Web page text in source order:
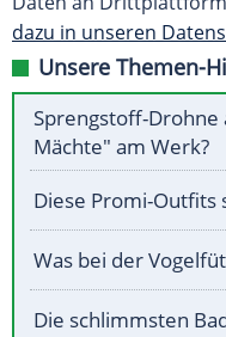
dazu in unseren
Unsere Themen-
Sprengstoff-
Mächte" am Werk?
Diese Promi-
Was bei der
Die schlimmsten